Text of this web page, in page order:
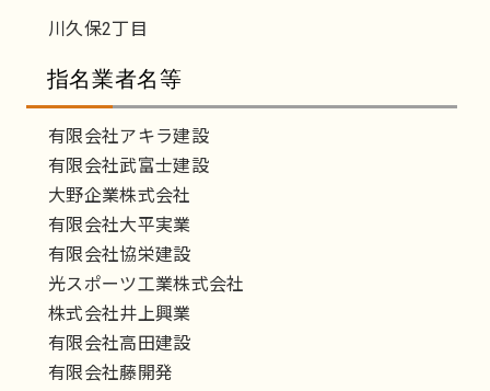
川久保2丁目
指名業者名等
有限会社アキラ建設
有限会社武富士建設
大野企業株式会社
有限会社大平実業
有限会社協栄建設
光スポーツ工業株式会社
株式会社井上興業
有限会社高田建設
有限会社藤開発